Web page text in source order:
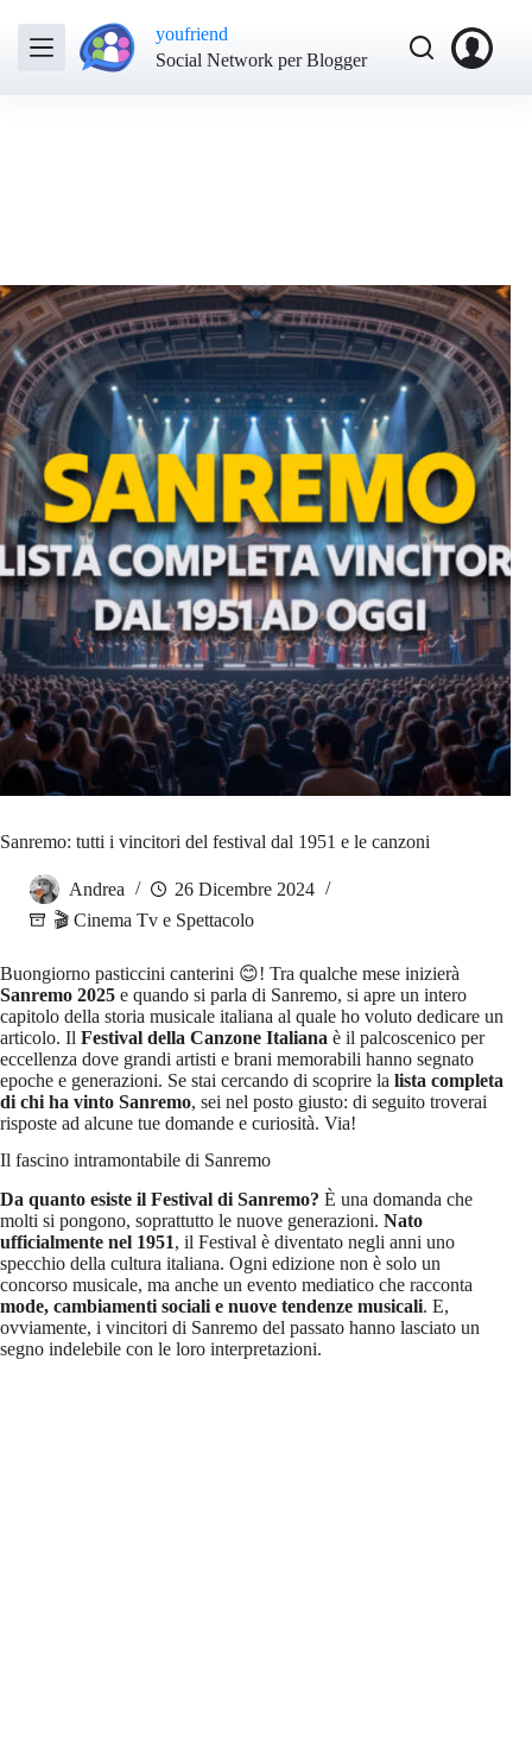
youfriend
Social Network per Blogger
Sanremo: tutti i vincitori del festival dal 1951 e le canzoni
Andrea
26 Dicembre 2024
🎬 Cinema Tv e Spettacolo
Buongiorno pasticcini canterini 😊! Tra qualche mese inizierà
Sanremo 2025 e quando si parla di Sanremo, si apre un intero
capitolo della storia musicale italiana al quale ho voluto dedicare un
articolo. Il Festival della Canzone Italiana è il palcoscenico per
eccellenza dove grandi artisti e brani memorabili hanno segnato
epoche e generazioni. Se stai cercando di scoprire la lista completa
di chi ha vinto Sanremo, sei nel posto giusto: di seguito troverai
risposte ad alcune tue domande e curiosità. Via!
Il fascino intramontabile di Sanremo
Da quanto esiste il Festival di Sanremo? È una domanda che
molti si pongono, soprattutto le nuove generazioni. Nato
ufficialmente nel 1951, il Festival è diventato negli anni uno
specchio della cultura italiana. Ogni edizione non è solo un
concorso musicale, ma anche un evento mediatico che racconta
mode, cambiamenti sociali e nuove tendenze musicali. E,
ovviamente, i vincitori di Sanremo del passato hanno lasciato un
segno indelebile con le loro interpretazioni.